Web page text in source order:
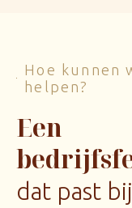
Hoe kunnen
helpen?
Een
dat past bij